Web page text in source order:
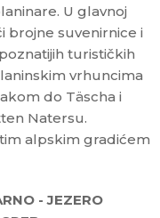
U glavnoj
brojne suvenirnice i
turističkih
vrhuncima
do Täscha i
Natersu.
alpskim gradićem
- JEZERO